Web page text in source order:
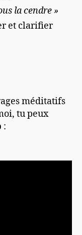
la cendre »
et clarifier
méditatifs
tu peux
: